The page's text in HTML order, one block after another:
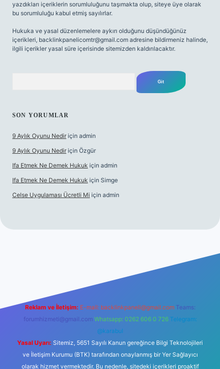
yazdıkları içeriklerin sorumluluğunu taşımakta olup, siteye üye olarak
bu sorumluluğu kabul etmiş sayılırlar.
Hukuka ve yasal düzenlemelere aykırı olduğunu düşündüğünüz
içerikleri, backlinkpanelicomtr@gmail.com adresine bildirmeniz halinde,
ilgili içerikler yasal süre içerisinde sitemizden kaldırılacaktır.
SON YORUMLAR
9 Aylık Oyunu Nedir için admin
9 Aylık Oyunu Nedir için Özgür
Ifa Etmek Ne Demek Hukuk için admin
Ifa Etmek Ne Demek Hukuk için Simge
Celse Uygulaması Ücretli Mi için admin
Reklam ve İletişim: E-mail: backlinkpaneli@gmail.com Teams:
forumhizmeti@gmail.com Whatsapp: 0262 606 0 726 Telegram:
@karabul
Yasal Uyarı: Sitemiz, 5651 Sayılı Kanun gereğince Bilgi Teknolojileri
ve İletişim Kurumu (BTK) tarafından onaylanmış bir Yer Sağlayıcı
olarak hizmet vermektedir. Bu nedenle, sitedeki içerikleri proaktif